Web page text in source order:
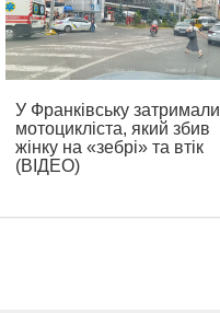
У Франківську затримали
мотоцикліста, який збив
жінку на «зебрі» та втік
(ВІДЕО)